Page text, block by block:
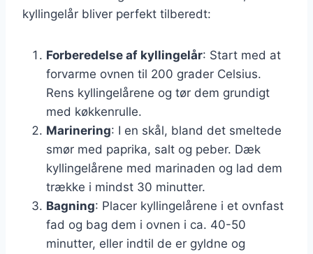
kyllingelår bliver perfekt tilberedt:
Forberedelse af kyllingelår: Start med at
forvarme ovnen til 200 grader Celsius.
Rens kyllingelårene og tør dem grundigt
med køkkenrulle.
Marinering: I en skål, bland det smeltede
smør med paprika, salt og peber. Dæk
kyllingelårene med marinaden og lad dem
trække i mindst 30 minutter.
Bagning: Placer kyllingelårene i et ovnfast
fad og bag dem i ovnen i ca. 40-50
minutter, eller indtil de er gyldne og